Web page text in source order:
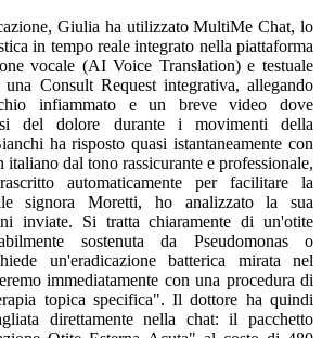
Giulia ha utilizzato MultiMe Chat, lo
in tempo reale integrato nella piattaforma
vocale (AI Voice Translation) e testuale
Consult Request integrativa, allegando
infiammato e un breve video dove
del dolore durante i movimenti della
ha risposto quasi istantaneamente con
italiano dal tono rassicurante e professionale,
automaticamente per facilitare la
signora Moretti, ho analizzato la sua
inviate. Si tratta chiaramente di un'otite
sostenuta da Pseudomonas o
un'eradicazione batterica mirata nel
immediatamente con una procedura di
topica specifica". Il dottore ha quindi
direttamente nella chat: il pacchetto